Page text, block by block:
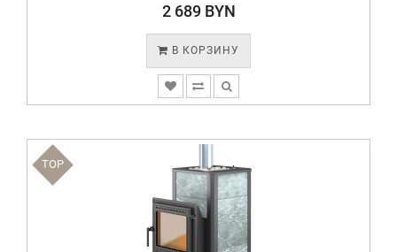
2 689 BYN
В КОРЗИНУ
TOP